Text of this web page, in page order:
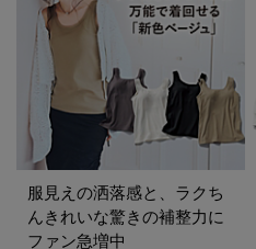
服見えの洒落感と、ラクち
んきれいな驚きの補整力に
ファン急増中